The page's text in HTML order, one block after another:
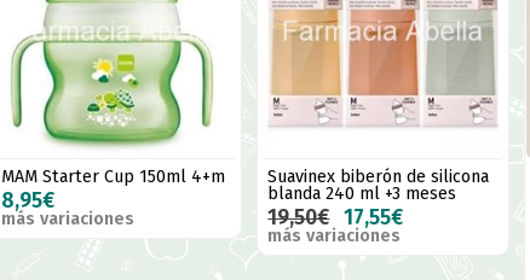
MAM Starter Cup 150ml 4+m
8,95€
más variaciones
Suavinex biberón de silicona
blanda 240 ml +3 meses
19,50€ 17,55€
más variaciones